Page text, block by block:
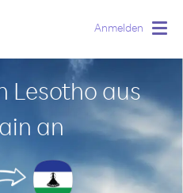
Anmelden
Lesotho aus
an